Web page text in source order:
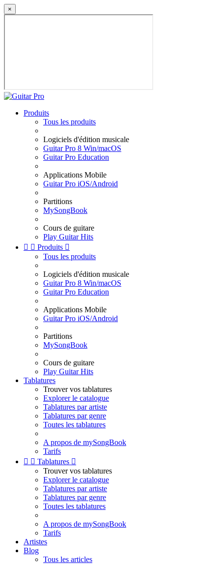
×
Produits
Tous les produits
Logiciels d'édition musicale
Guitar Pro 8 Win/macOS
Guitar Pro Education
Applications Mobile
Guitar Pro iOS/Android
Partitions
MySongBook
Cours de guitare
Play Guitar Hits
  Produits 
Tous les produits
Logiciels d'édition musicale
Guitar Pro 8 Win/macOS
Guitar Pro Education
Applications Mobile
Guitar Pro iOS/Android
Partitions
MySongBook
Cours de guitare
Play Guitar Hits
Tablatures
Trouver vos tablatures
Explorer le catalogue
Tablatures par artiste
Tablatures par genre
Toutes les tablatures
A propos de mySongBook
Tarifs
  Tablatures 
Trouver vos tablatures
Explorer le catalogue
Tablatures par artiste
Tablatures par genre
Toutes les tablatures
A propos de mySongBook
Tarifs
Artistes
Blog
Tous les articles